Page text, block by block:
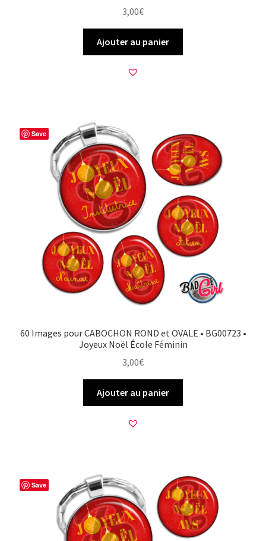
3,00€
Ajouter au panier
Save
60 Images pour CABOCHON ROND et OVALE • BG00723 •
Joyeux Noël École Féminin
3,00€
Ajouter au panier
Save